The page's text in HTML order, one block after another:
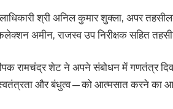
श्री अनिल कुमार शुक्ला, अपर
अमीन, राजस्व उप निरीक्षक सहित
रामचंद्र शेट ने अपने संबोधन में गणतंत्र
और बंधुत्व—को आत्मसात करने का